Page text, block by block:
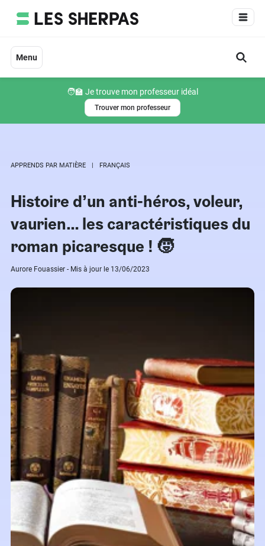
Menu
🧑‍🏫 Je trouve mon professeur idéal
Trouver mon professeur
APPRENDS PAR MATIÈRE FRANÇAIS
Histoire d’un anti-héros, voleur,
vaurien… les caractéristiques du
roman picaresque ! 🧒
Aurore Fouassier - Mis à jour le 13/06/2023